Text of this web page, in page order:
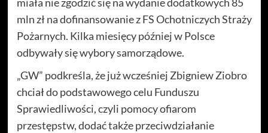
mln zł na dofinansowanie z FS Ochotniczych Straży
Pożarnych. Kilka miesięcy później w Polsce
odbywały się wybory samorządowe.
„GW” podkreśla, że już wcześniej Zbigniew Ziobro
chciał do podstawowego celu Funduszu
Sprawiedliwości, czyli pomocy ofiarom
przestępstw, dodać także przeciwdziałanie